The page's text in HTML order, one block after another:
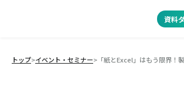
資料
トップ>イベント・セミナー> 「紙とExcel」はもう限界！